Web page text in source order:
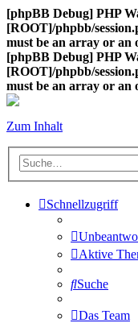
[phpBB Debug] PHP
[ROOT]/phpbb/
must be an array or an
[phpBB Debug] PHP
[ROOT]/phpbb/
must be an array or an
Zum Inhalt
Schnellzugriff
Aktive
Suche
Das Team